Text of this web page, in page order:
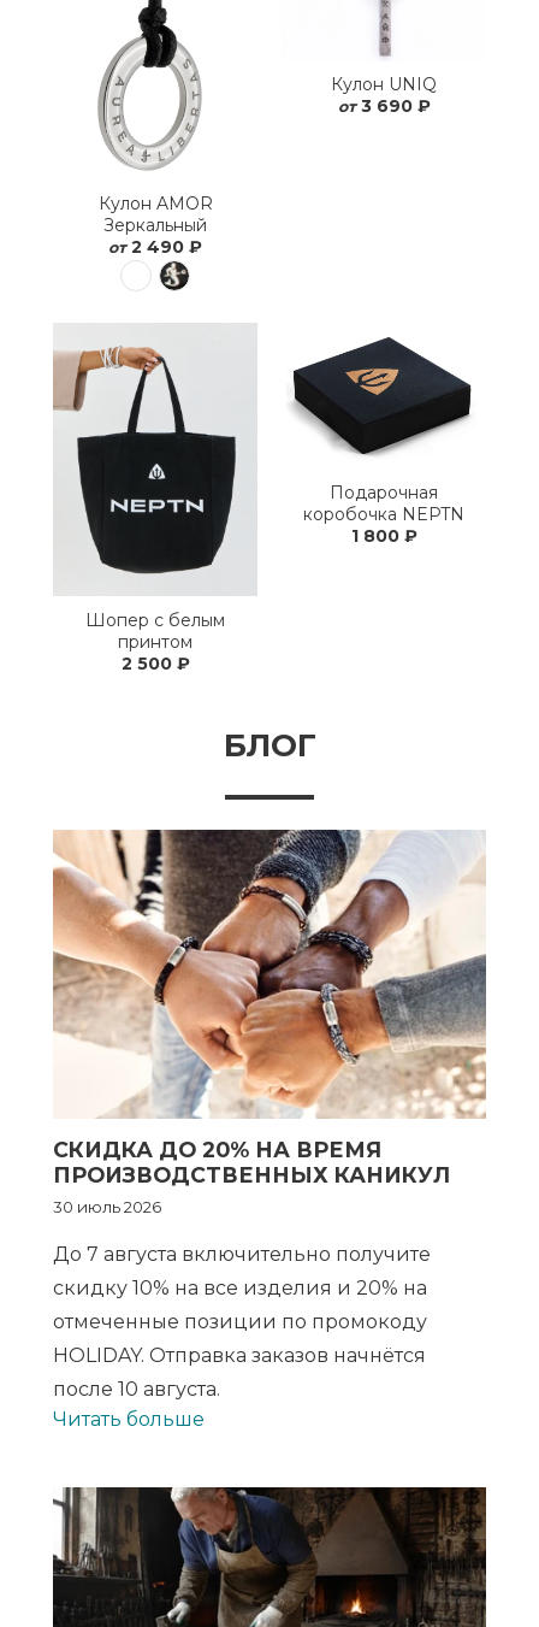
Кулон AMOR
Зеркальный
от 2 490 ₽
Кулон UNIQ
от 3 690 ₽
Шопер с белым
принтом
2 500 ₽
Подарочная
коробочка NEPTN
1 800 ₽
БЛОГ
СКИДКА ДО 20% НА ВРЕМЯ
ПРОИЗВОДСТВЕННЫХ КАНИКУЛ
30 июль 2026
До 7 августа включительно получите
скидку 10% на все изделия и 20% на
отмеченные позиции по промокоду
HOLIDAY. Отправка заказов начнётся
после 10 августа.
Читать больше